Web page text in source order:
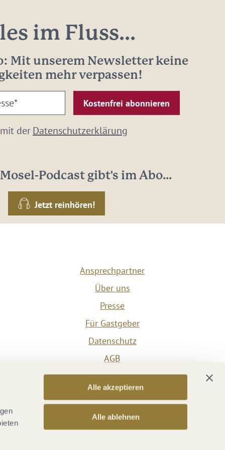
Alle akzeptieren
Alle ablehnen
im Fluss...
Mit unserem Newsletter keine
mehr verpassen!
derDatenschutzerklärung
Podcast gibt's im Abo...
Jetzt reinhören!
Ansprechpartner
Über uns
Presse
Für Gastgeber
Datenschutz
AGB
Impressum
Barrierefreiheit
Vertrag widerrufen
Versicherungsvertrag widerrufen